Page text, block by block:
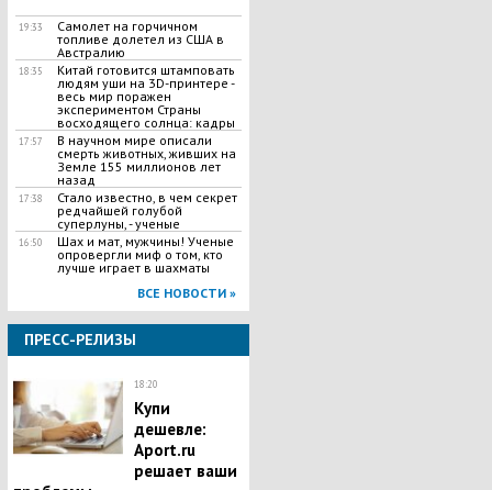
19:33
Самолет на горчичном
топливе долетел из США в
Австралию
18:35
Китай готовится штамповать
людям уши на 3D-принтере -
весь мир поражен
экспериментом Страны
восходящего солнца: кадры
17:57
В научном мире описали
смерть животных, живших на
Земле 155 миллионов лет
назад
17:38
Стало известно, в чем секрет
редчайшей голубой
суперлуны, - ученые
16:50
Шах и мат, мужчины! Ученые
опровергли миф о том, кто
лучше играет в шахматы
ВСЕ НОВОСТИ »
ПРЕСС-РЕЛИЗЫ
18:20
Купи
дешевле:
Aport.ru
решает ваши